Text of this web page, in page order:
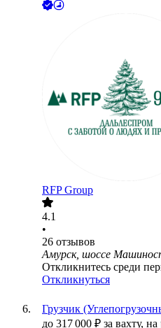
RFP Group
4.1
•
26 отзывов
Амурск, шоссе
Откликнитесь среди
Откликнуться
Грузчик
до 317 000 ₽ за вахту, на